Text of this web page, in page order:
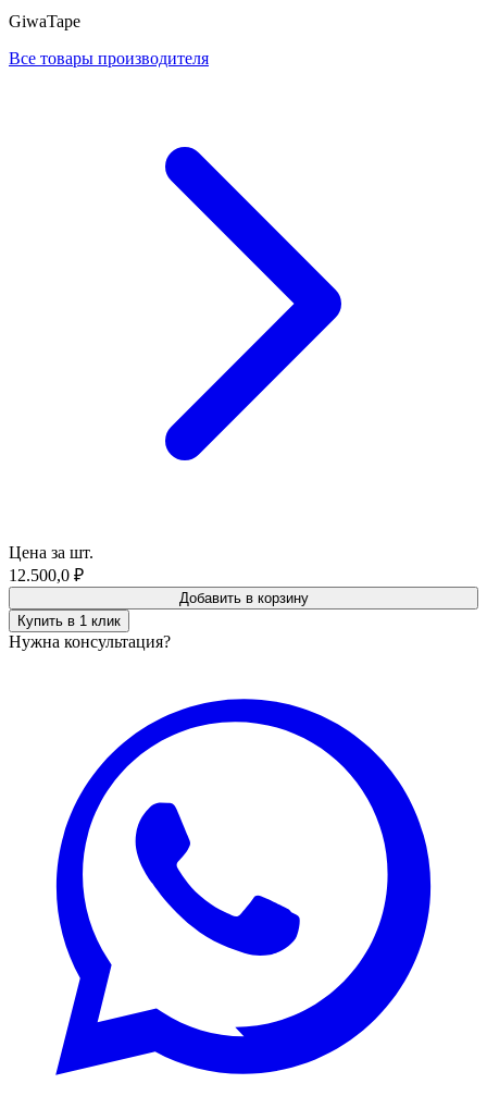
GiwaTape
Все товары производителя
Цена за шт.
12.500,0 ₽
Добавить в корзину
Купить в 1 клик
Нужна консультация?